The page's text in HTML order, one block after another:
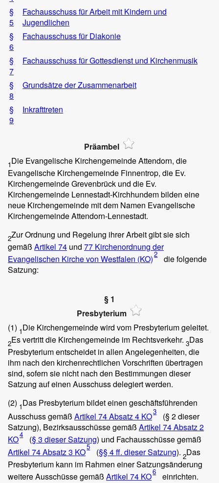
§
5
Fachausschuss für Arbeit mit Kindern und
Jugendlichen
§
6
Fachausschuss für Diakonie
§
7
Fachausschuss für Gottesdienst und Kirchenmusik
§
8
Grundsätze der Zusammenarbeit
§
9
Inkrafttreten
Präambel
1Die Evangelische Kirchengemeinde Attendorn, die
Evangelische Kirchengemeinde Finnentrop, die Ev.
Kirchengemeinde Grevenbrück und die Ev.
Kirchengemeinde Lennestadt-Kirchhundem bilden eine
neue Kirchengemeinde mit dem Namen Evangelische
Kirchengemeinde Attendorn-Lennestadt.
2Zur Ordnung und Regelung ihrer Arbeit gibt sie sich
gemäß Artikel 74 und 77 Kirchenordnung der
Evangelischen Kirche von Westfalen (KO)2
die folgende
Satzung:
§ 1
Presbyterium
(1) 1Die Kirchengemeinde wird vom Presbyterium geleitet.
2Es vertritt die Kirchengemeinde im Rechtsverkehr. 3Das
Presbyterium entscheidet in allen Angelegenheiten, die
ihm nach den kirchenrechtlichen Vorschriften übertragen
sind, sofern sie nicht nach den Bestimmungen dieser
Satzung auf einen Ausschuss delegiert werden.
(2) 1Das Presbyterium bildet einen geschäftsführenden
Ausschuss gemäß Artikel 74 Absatz 4 KO3
(§ 2 dieser
Satzung), Bezirksausschüsse gemäß Artikel 74 Absatz 2
KO4 (§ 3 dieser Satzung) und Fachausschüsse gemäß
Artikel 74 Absatz 3 KO5 (§§ 4 ff. dieser Satzung). 2Das
Presbyterium kann im Rahmen einer Satzungsänderung
weitere Ausschüsse gemäß Artikel 74 KO6
einrichten.